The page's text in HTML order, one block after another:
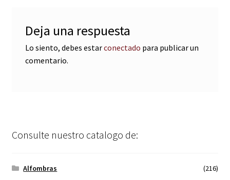
Deja una respuesta
Lo siento, debes estarconectado para publicar un
comentario.
Consulte nuestro catalogo de:
Alfombras
(216)